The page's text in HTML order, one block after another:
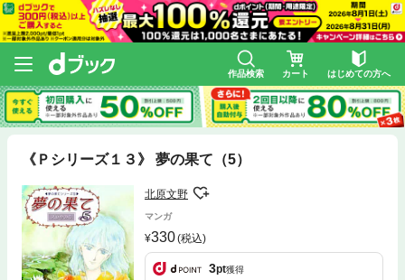
作品検索 カート はじめての方へ
《Ｐシリーズ１３》 夢の果て（5）
北原文野
マンガ
330(税込)
3pt獲得